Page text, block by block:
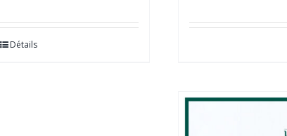
Détails